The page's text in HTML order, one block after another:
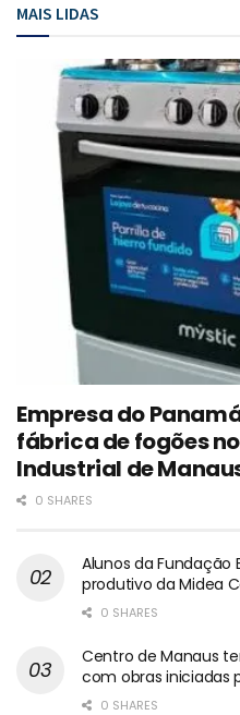
MAIS LIDAS
Empresa do
fábrica de fogões
Industrial de
0 SHARES
Alunos da
produtivo da Midea
0 SHARES
Centro de Manaus
com obras iniciadas
0 SHARES